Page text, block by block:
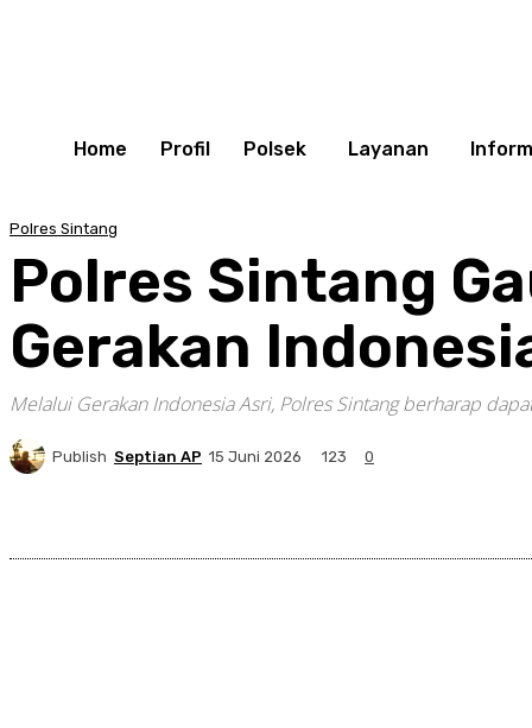
Home Profil Polsek Layanan
Polres Sintang
Polres Sintang
Gerakan
Melalui Gerakan Indonesia Asri, Polres Sintang berharap
Publish Septian AP 15 Juni 2026 123 0